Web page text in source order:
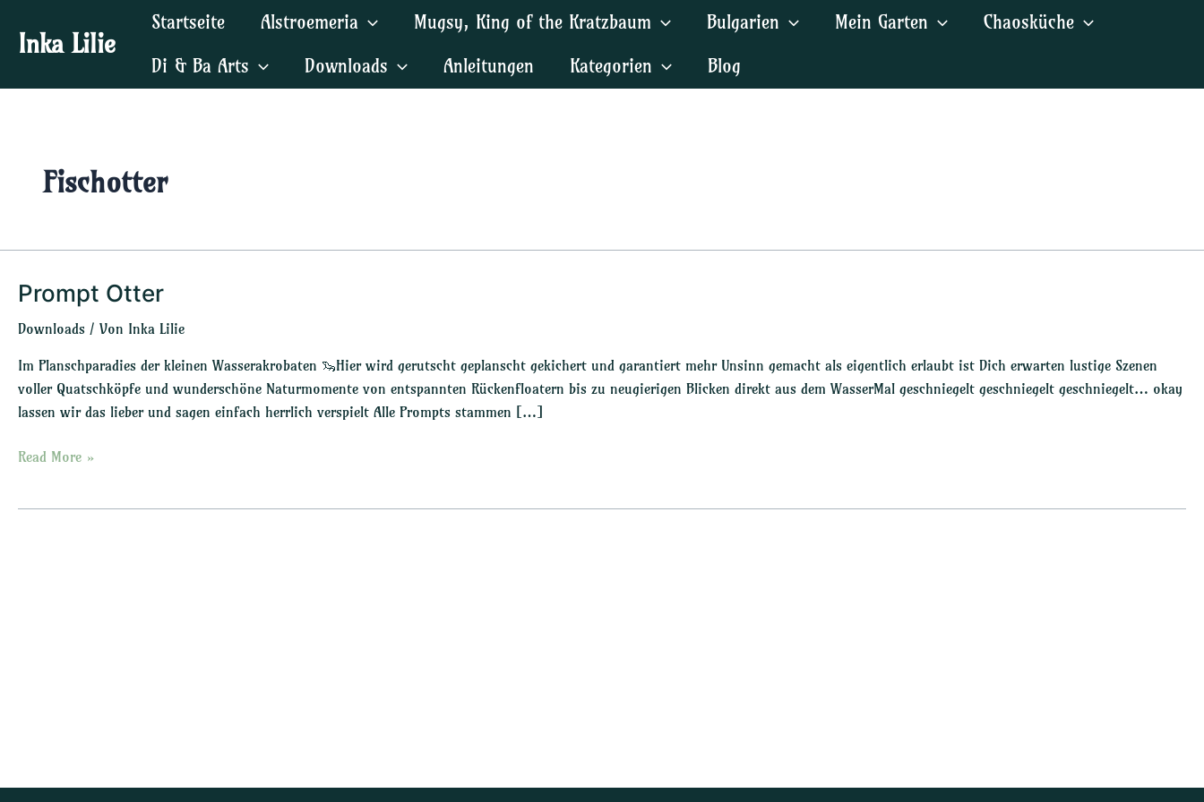
Inhalt
springen
Inka Lilie
Startseite Alstroemeria Mugsy, King of the Kratzbaum Bulgarien Mein Garten
Chaosküche
Di & Ba Arts
Downloads Anleitungen Kategorien Blog
Fischotter
Prompt Otter
Downloads / Von Inka Lilie
Im Planschparadies der kleinen Wasserakrobaten 🦦Hier wird gerutscht geplanscht gekichert und garantiert mehr Unsinn gemacht als eigentlich erlaubt ist Dich erwarten lustige Szenen
voller Quatschköpfe und wunderschöne Naturmomente von entspannten Rückenfloatern bis zu neugierigen Blicken direkt aus dem WasserMal geschniegelt geschniegelt geschniegelt… okay
lassen wir das lieber und sagen einfach herrlich verspielt Alle Prompts stammen […]
Prompt
Read More »